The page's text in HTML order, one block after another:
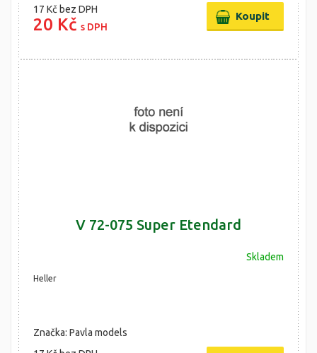
17 Kč bez DPH
20 Kč s DPH
V 72-075 Super Etendard
Skladem
Heller
Značka: Pavla models